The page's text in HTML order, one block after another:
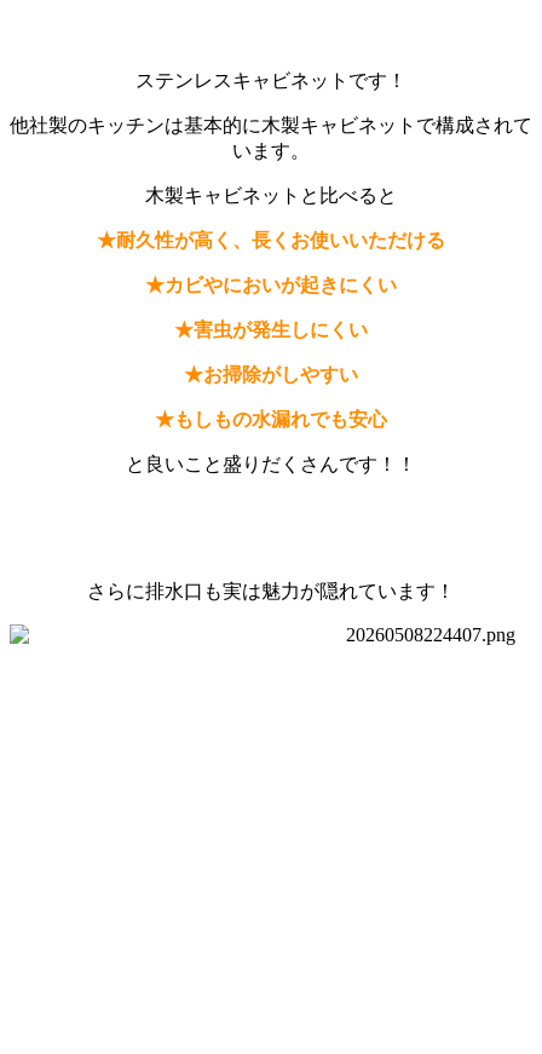
ステンレスキャビネットです！
他社製のキッチンは基本的に木製キャビネットで構成されて
います。
木製キャビネットと比べると
★耐久性が高く、長くお使いいただける
★カビやにおいが起きにくい
★害虫が発生しにくい
★お掃除がしやすい
★もしもの水漏れでも安心
と良いこと盛りだくさんです！！
さらに排水口も実は魅力が隠れています！